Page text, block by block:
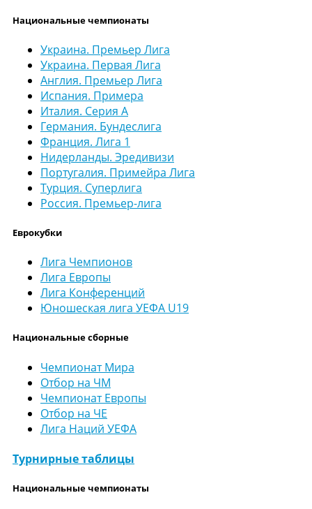
Национальные чемпионаты
Украина. Премьер Лига
Украина. Первая Лига
Англия. Премьер Лига
Испания. Примера
Италия. Серия А
Германия. Бундеслига
Франция. Лига 1
Нидерланды. Эредивизи
Португалия. Примейра Лига
Турция. Суперлига
Россия. Премьер-лига
Еврокубки
Лига Чемпионов
Лига Европы
Лига Конференций
Юношеская лига УЕФА U19
Национальные сборные
Чемпионат Мира
Отбор на ЧМ
Чемпионат Европы
Отбор на ЧЕ
Лига Наций УЕФА
Турнирные таблицы
Национальные чемпионаты